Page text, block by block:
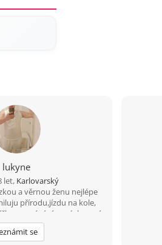
lukyne
let, Karlovarský
a věrnou ženu nejlépe
přírodu,jízdu na kole,
nových zemí
se